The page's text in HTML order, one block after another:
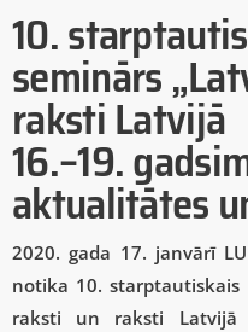
10.
seminārs
raksti Latvijā
16.–19.
aktualitātes
2020. gada 17. janvārī
notika 10. starptautiskais
raksti un raksti Latvijā